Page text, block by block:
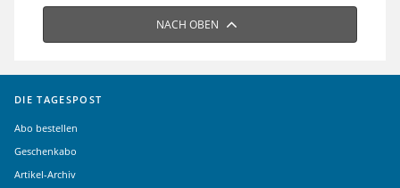
NACH OBEN
DIE TAGESPOST
Abo bestellen
Geschenkabo
Artikel-Archiv